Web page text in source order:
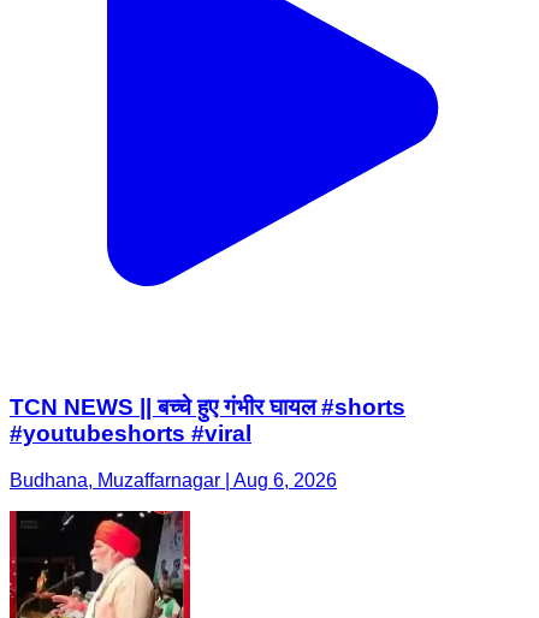
TCN NEWS || बच्चे हुए गंभीर घायल #shorts
#youtubeshorts #viral
Budhana, Muzaffarnagar | Aug 6, 2026